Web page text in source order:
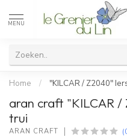
MENU
Home / "KILCAR / Z2040"
aran craft "KILCAR
trui
ARAN CRAFT